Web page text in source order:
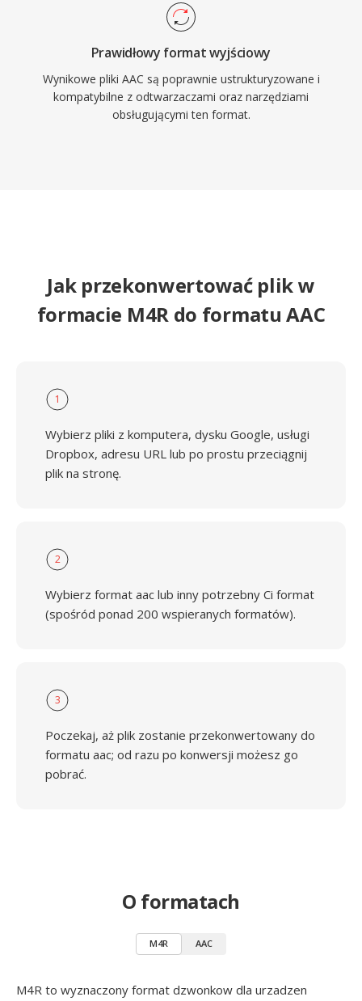
Prawidłowy format wyjściowy
Wynikowe pliki AAC są poprawnie ustrukturyzowane i
kompatybilne z odtwarzaczami oraz narzędziami
obsługującymi ten format.
Jak przekonwertować plik w
formacie M4R do formatu AAC
1
Wybierz pliki z komputera, dysku Google, usługi
Dropbox, adresu URL lub po prostu przeciągnij
plik na stronę.
2
Wybierz format aac lub inny potrzebny Ci format
(spośród ponad 200 wspieranych formatów).
3
Poczekaj, aż plik zostanie przekonwertowany do
formatu aac; od razu po konwersji możesz go
pobrać.
O formatach
M4R AAC
M4R to wyznaczony format dzwonkow dla urzadzen